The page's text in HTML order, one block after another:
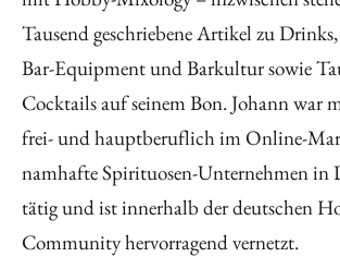
Tausend geschriebene Artikel zu
Bar-Equipment und Barkultur sowie
Cocktails auf seinem Bon. Johann war
frei- und hauptberuflich im Online-
namhafte Spirituosen-Unternehmen in
tätig und ist innerhalb der deutschen
Community hervorragend vernetzt.